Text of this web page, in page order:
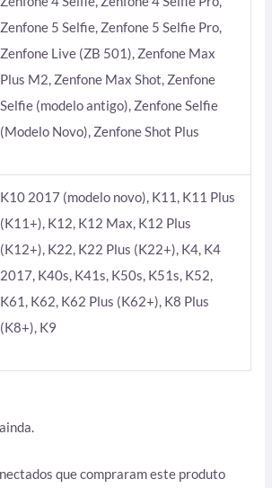
Zenfone 5 Selfie, Zenfone 5 Selfie Pro,
Zenfone Live (ZB 501), Zenfone Max
Plus M2, Zenfone Max Shot, Zenfone
Selfie (modelo antigo), Zenfone Selfie
(Modelo Novo), Zenfone Shot Plus
K10 2017 (modelo novo), K11, K11 Plus
(K11+), K12, K12 Max, K12 Plus
(K12+), K22, K22 Plus (K22+), K4, K4
2017, K40s, K41s, K50s, K51s, K52,
K61, K62, K62 Plus (K62+), K8 Plus
(K8+), K9
que compraram este produto